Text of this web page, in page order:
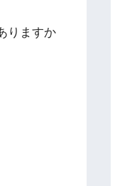
りますか